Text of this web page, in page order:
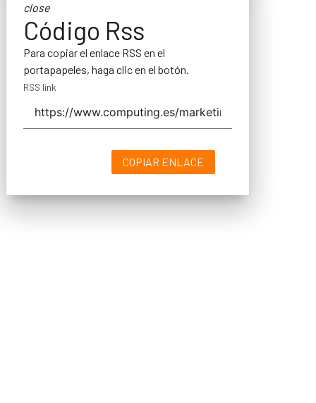
close
Código Rss
Para copiar el enlace RSS en el
portapapeles, haga clic en el botón.
RSS link
COPIAR ENLACE